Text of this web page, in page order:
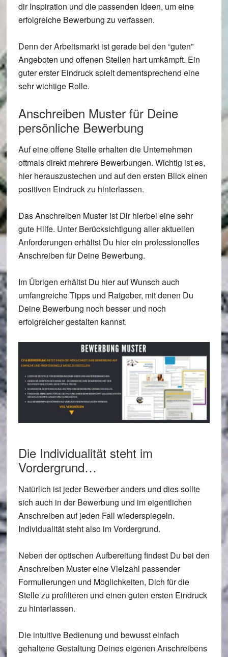
dir Inspiration und die passenden Ideen, um eine
erfolgreiche Bewerbung zu verfassen.
Denn der Arbeitsmarkt ist gerade bei den “guten”
Angeboten und offenen Stellen hart umkämpft. Ein
guter erster Eindruck spielt dementsprechend eine
sehr wichtige Rolle.
Anschreiben Muster für Deine
persönliche Bewerbung
Auf eine offene Stelle erhalten die Unternehmen
oftmals direkt mehrere Bewerbungen. Wichtig ist es,
hier herauszustechen und auf den ersten Blick einen
positiven Eindruck zu hinterlassen.
Das Anschreiben Muster ist Dir hierbei eine sehr
gute Hilfe. Unter Berücksichtigung aller aktuellen
Anforderungen erhältst Du hier ein professionelles
Anschreiben für Deine Bewerbung.
Im Übrigen erhältst Du hier auf Wunsch auch
umfangreiche Tipps und Ratgeber, mit denen Du
Deine Bewerbung noch besser und noch
erfolgreicher gestalten kannst.
Die Individualität steht im
Vordergrund…
Natürlich ist jeder Bewerber anders und dies sollte
sich auch in der Bewerbung und im eigentlichen
Anschreiben auf jeden Fall wiederspiegeln.
Individualität steht also im Vordergrund.
Neben der optischen Aufbereitung findest Du bei den
Anschreiben Muster eine Vielzahl passender
Formulierungen und Möglichkeiten, Dich für die
Stelle zu profilieren und einen guten ersten Eindruck
zu hinterlassen.
Die intuitive Bedienung und bewusst einfach
gehaltene Gestaltung Deines eigenen Anschreibens